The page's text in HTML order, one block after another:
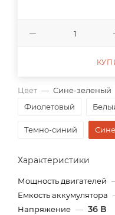
Цвет — Сине-зеленый
Фиолетовый
Темно-синий
Характеристики
Мощность двигателей
Емкость аккумулятора
Напряжение — 36 В